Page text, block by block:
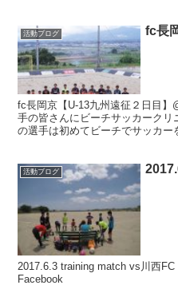
活動ブログ fc長
fc長岡京【U-13九州遠征２日目】
手の皆さんにビーチサッカーク
の選手は初めてビーチでサッカー
活動ブログ
2017.6.3 training match vs川西FC
Facebook